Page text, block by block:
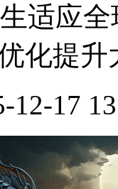
适应
化提
12-17